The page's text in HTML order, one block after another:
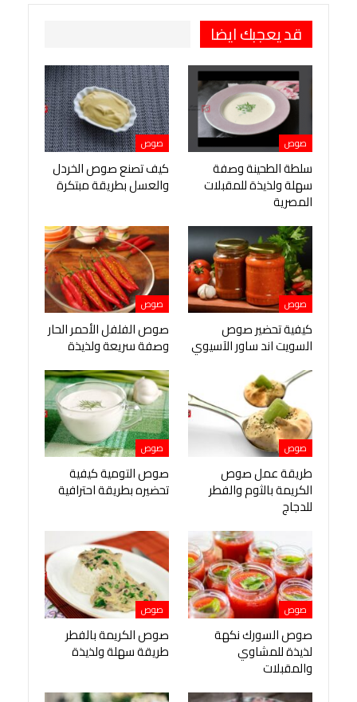
قد يعجبك ايضا
صوص
سلطة الطحينة وصفة
سهلة ولذيذة للمقبلات
المصرية
صوص
كيف تصنع صوص الخردل
والعسل بطريقة مبتكرة
صوص
كيفية تحضير صوص
السويت اند ساور الآسيوي
صوص
صوص الفلفل الأحمر الحار
وصفة سريعة ولذيذة
صوص
طريقة عمل صوص
الكريمة بالثوم والفطر
للدجاج
صوص
صوص التومية كيفية
تحضيره بطريقة احترافية
صوص
صوص السورك نكهة
لذيذة للمشاوي
والمقبلات
صوص
صوص الكريمة بالفطر
طريقة سهلة ولذيذة